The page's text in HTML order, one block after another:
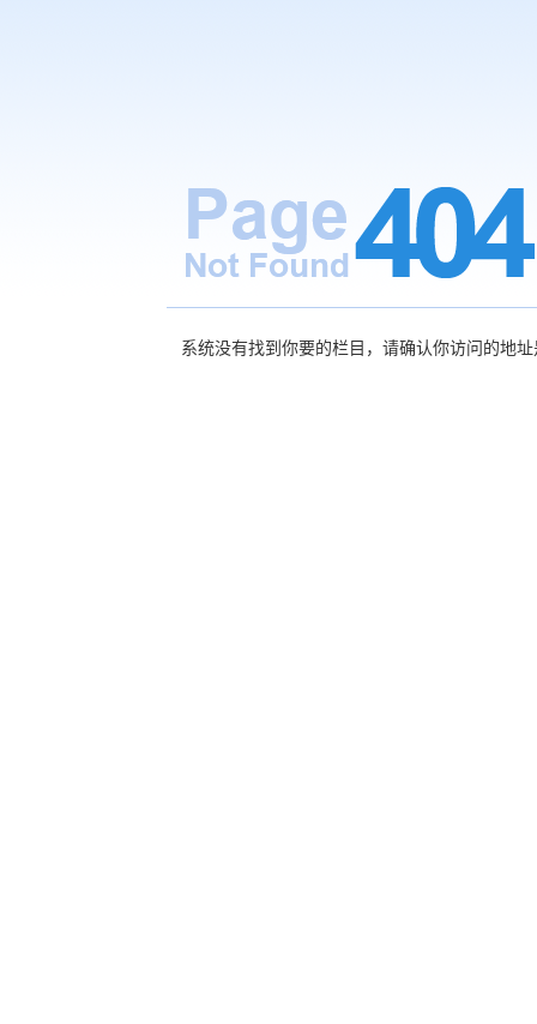
系统没有找到你要的栏目，请确认你访问的地